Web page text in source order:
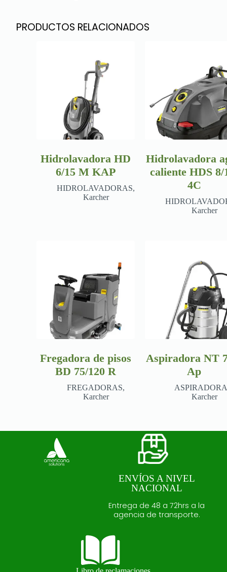
PRODUCTOS RELACIONADOS
Hidrolavadora HD
6/15 M KAP
HIDROLAVADORAS,
Karcher
Hidrolavadora
caliente HDS 8/
4C
Karcher
Fregadora de pisos
BD 75/120 R
FREGADORAS,
Karcher
Aspiradora NT
Ap
Karcher
ENVÍOS A NIVEL
NACIONAL
Entrega de 48 a 72hrs a la
agencia de transporte.